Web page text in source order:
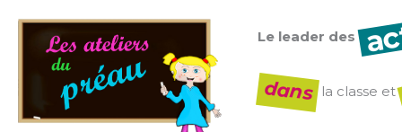
contenu
Le leader des
dans la classe et